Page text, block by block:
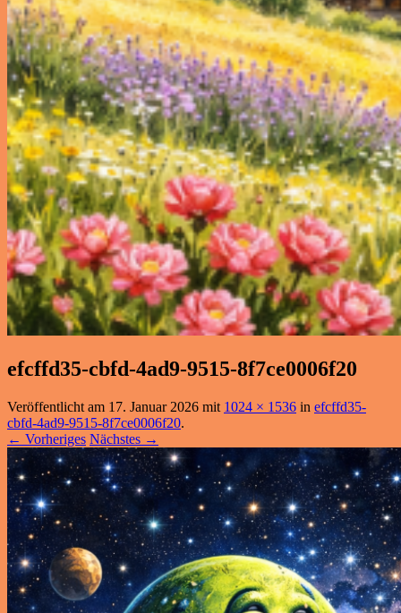
efcffd35-cbfd-4ad9-9515-8f7ce0006f20
Veröffentlicht am 17. Januar 2026 mit 1024 × 1536 in efcffd35-
cbfd-4ad9-9515-8f7ce0006f20.
← Vorheriges Nächstes →